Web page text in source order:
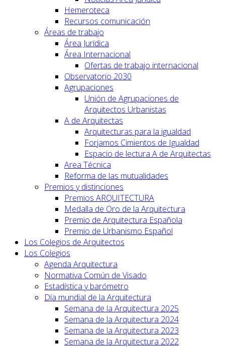
Hemeroteca
Recursos comunicación
Áreas de trabajo
Área Jurídica
Área Internacional
Ofertas de trabajo internacional
Observatorio 2030
Agrupaciones
Unión de Agrupaciones de
Arquitectos Urbanistas
A de Arquitectas
Arquitecturas para la igualdad
Forjamos Cimientos de Igualdad
Espacio de lectura A de Arquitectas
Area Técnica
Reforma de las mutualidades
Premios y distinciones
Premios ARQUITECTURA
Medalla de Oro de la Arquitectura
Premio de Arquitectura Española
Premio de Urbanismo Español
Los Colegios de Arquitectos
Los Colegios
Agenda Arquitectura
Normativa Común de Visado
Estadística y barómetro
Día mundial de la Arquitectura
Semana de la Arquitectura 2025
Semana de la Arquitectura 2024
Semana de la Arquitectura 2023
Semana de la Arquitectura 2022